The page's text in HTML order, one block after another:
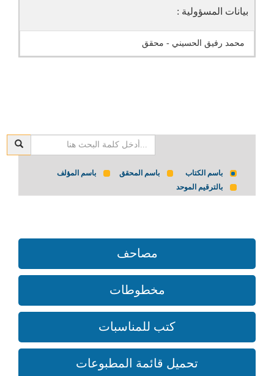
بيانات المسؤولية :
محمد رفيق الحسيني - محقق
باسم الكتاب باسم المحقق
باسم المؤلف
بالترقيم الموحد
مصاحف
مخطوطات
كتب للمناسبات
تحميل قائمة المطبوعات